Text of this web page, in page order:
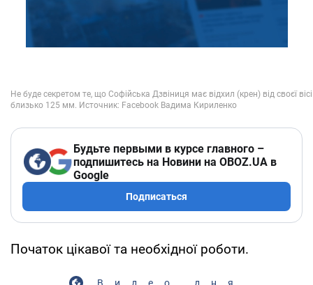
Будьте первыми в курсе главного –
подпишитесь на Новини на OBOZ.UA в
Google
Подписаться
Початок цікавої та необхідної роботи.
Видео дня